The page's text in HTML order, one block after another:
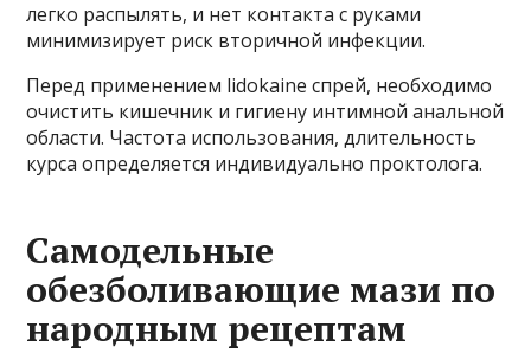
легко распылять, и нет контакта с руками
минимизирует риск вторичной инфекции.
Перед применением lidokaine спрей, необходимо
очистить кишечник и гигиену интимной анальной
области. Частота использования, длительность
курса определяется индивидуально проктолога.
Самодельные
обезболивающие мази по
народным рецептам